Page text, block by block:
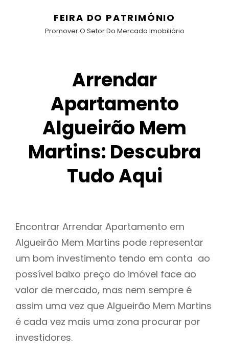
FEIRA DO PATRIMÓNIO
Promover O Setor Do Mercado Imobiliário
Arrendar
Apartamento
Algueirão Mem
Martins: Descubra
Tudo Aqui
Encontrar Arrendar Apartamento em
Algueirão Mem Martins pode representar
um bom investimento tendo em conta ao
possível baixo preço do imóvel face ao
valor de mercado, mas nem sempre é
assim uma vez que Algueirão Mem Martins
é cada vez mais uma zona procurar por
investidores.